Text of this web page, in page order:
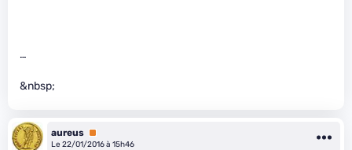
…
&nbsp;
aureus Premium
Le 22/01/2016 à 15h46